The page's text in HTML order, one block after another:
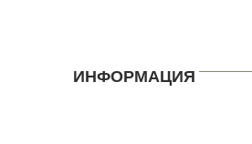
ИНФОРМАЦИЯ